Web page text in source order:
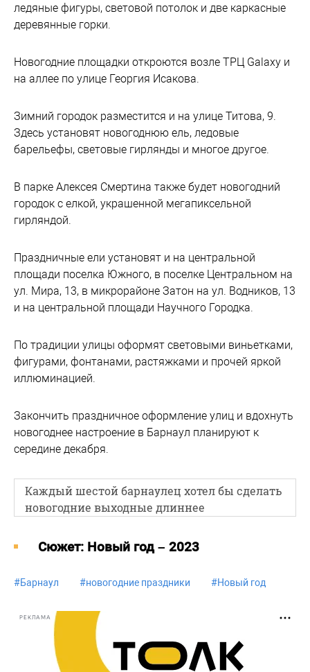
ледяные фигуры, световой потолок и две каркасные
деревянные горки.
Новогодние площадки откроются возле ТРЦ Galaxy и
на аллее по улице Георгия Исакова.
Зимний городок разместится и на улице Титова, 9.
Здесь установят новогоднюю ель, ледовые
барельефы, световые гирлянды и многое другое.
В парке Алексея Смертина также будет новогодний
городок с елкой, украшенной мегапиксельной
гирляндой.
Праздничные ели установят и на центральной
площади поселка Южного, в поселке Центральном на
ул. Мира, 13, в микрорайоне Затон на ул. Водников, 13
и на центральной площади Научного Городка.
По традиции улицы оформят световыми виньетками,
фигурами, фонтанами, растяжками и прочей яркой
иллюминацией.
Закончить праздничное оформление улиц и вдохнуть
новогоднее настроение в Барнаул планируют к
середине декабря.
Каждый шестой барнаулец хотел бы сделать
новогодние выходные длиннее
Cюжет: Новый год – 2023
#Барнаул #новогодние праздники #Новый год
РЕКЛАМА